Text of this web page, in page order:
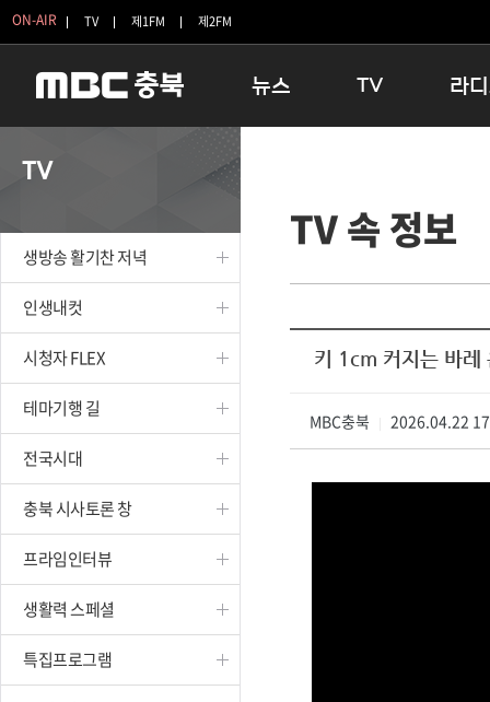
ON-AIR TV 제1FM 제2FM
뉴스
보은
옥천
TV
인생내컷
테마기행 길
시청자 FLEX
특집프로그램
종영프로그램
라
16:00 완
우리 고
TV
생방송 활기찬 저녁
인생내컷
시청자 FLEX
테마기행 길
전국시대
충북 시사토론 창
프라임인터뷰
생활력 스페셜
특집프로그램
TV 속 정보
키 1cm 커지는 바레
MBC충북 2026.04.22